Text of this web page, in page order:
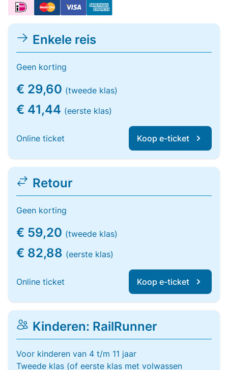
Enkele reis
Geen korting
€ 29,60 (tweede klas)
€ 41,44 (eerste klas)
Online ticket Koop e-ticket
Retour
Geen korting
€ 59,20 (tweede klas)
€ 82,88 (eerste klas)
Online ticket Koop e-ticket
Kinderen: RailRunner
Voor kinderen van 4 t/m 11 jaar
Tweede klas (of eerste klas met volwassen